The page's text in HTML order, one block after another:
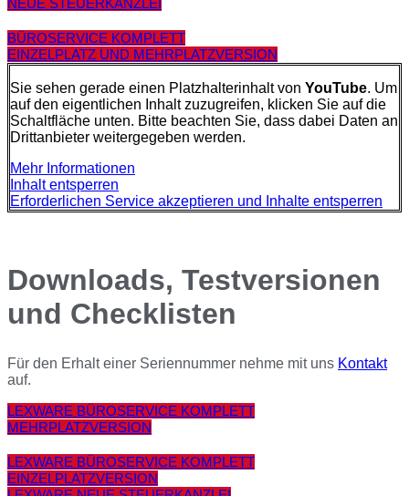
BÜROSERVICE KOMPLETT
EINZELPLATZ UND MEHRPLATZVERSION
Sie sehen gerade einen Platzhalterinhalt von YouTube. Um
auf den eigentlichen Inhalt zuzugreifen, klicken Sie auf die
Schaltfläche unten. Bitte beachten Sie, dass dabei Daten an
Drittanbieter weitergegeben werden.
Mehr Informationen
Inhalt entsperren
Erforderlichen Service akzeptieren und Inhalte entsperren
Downloads, Testversionen
und Checklisten
Für den Erhalt einer Seriennummer nehme mit uns Kontakt
auf.
LEXWARE BÜROSERVICE KOMPLETT
MEHRPLATZVERSION
LEXWARE BÜROSERVICE KOMPLETT
EINZELPLATZVERSION